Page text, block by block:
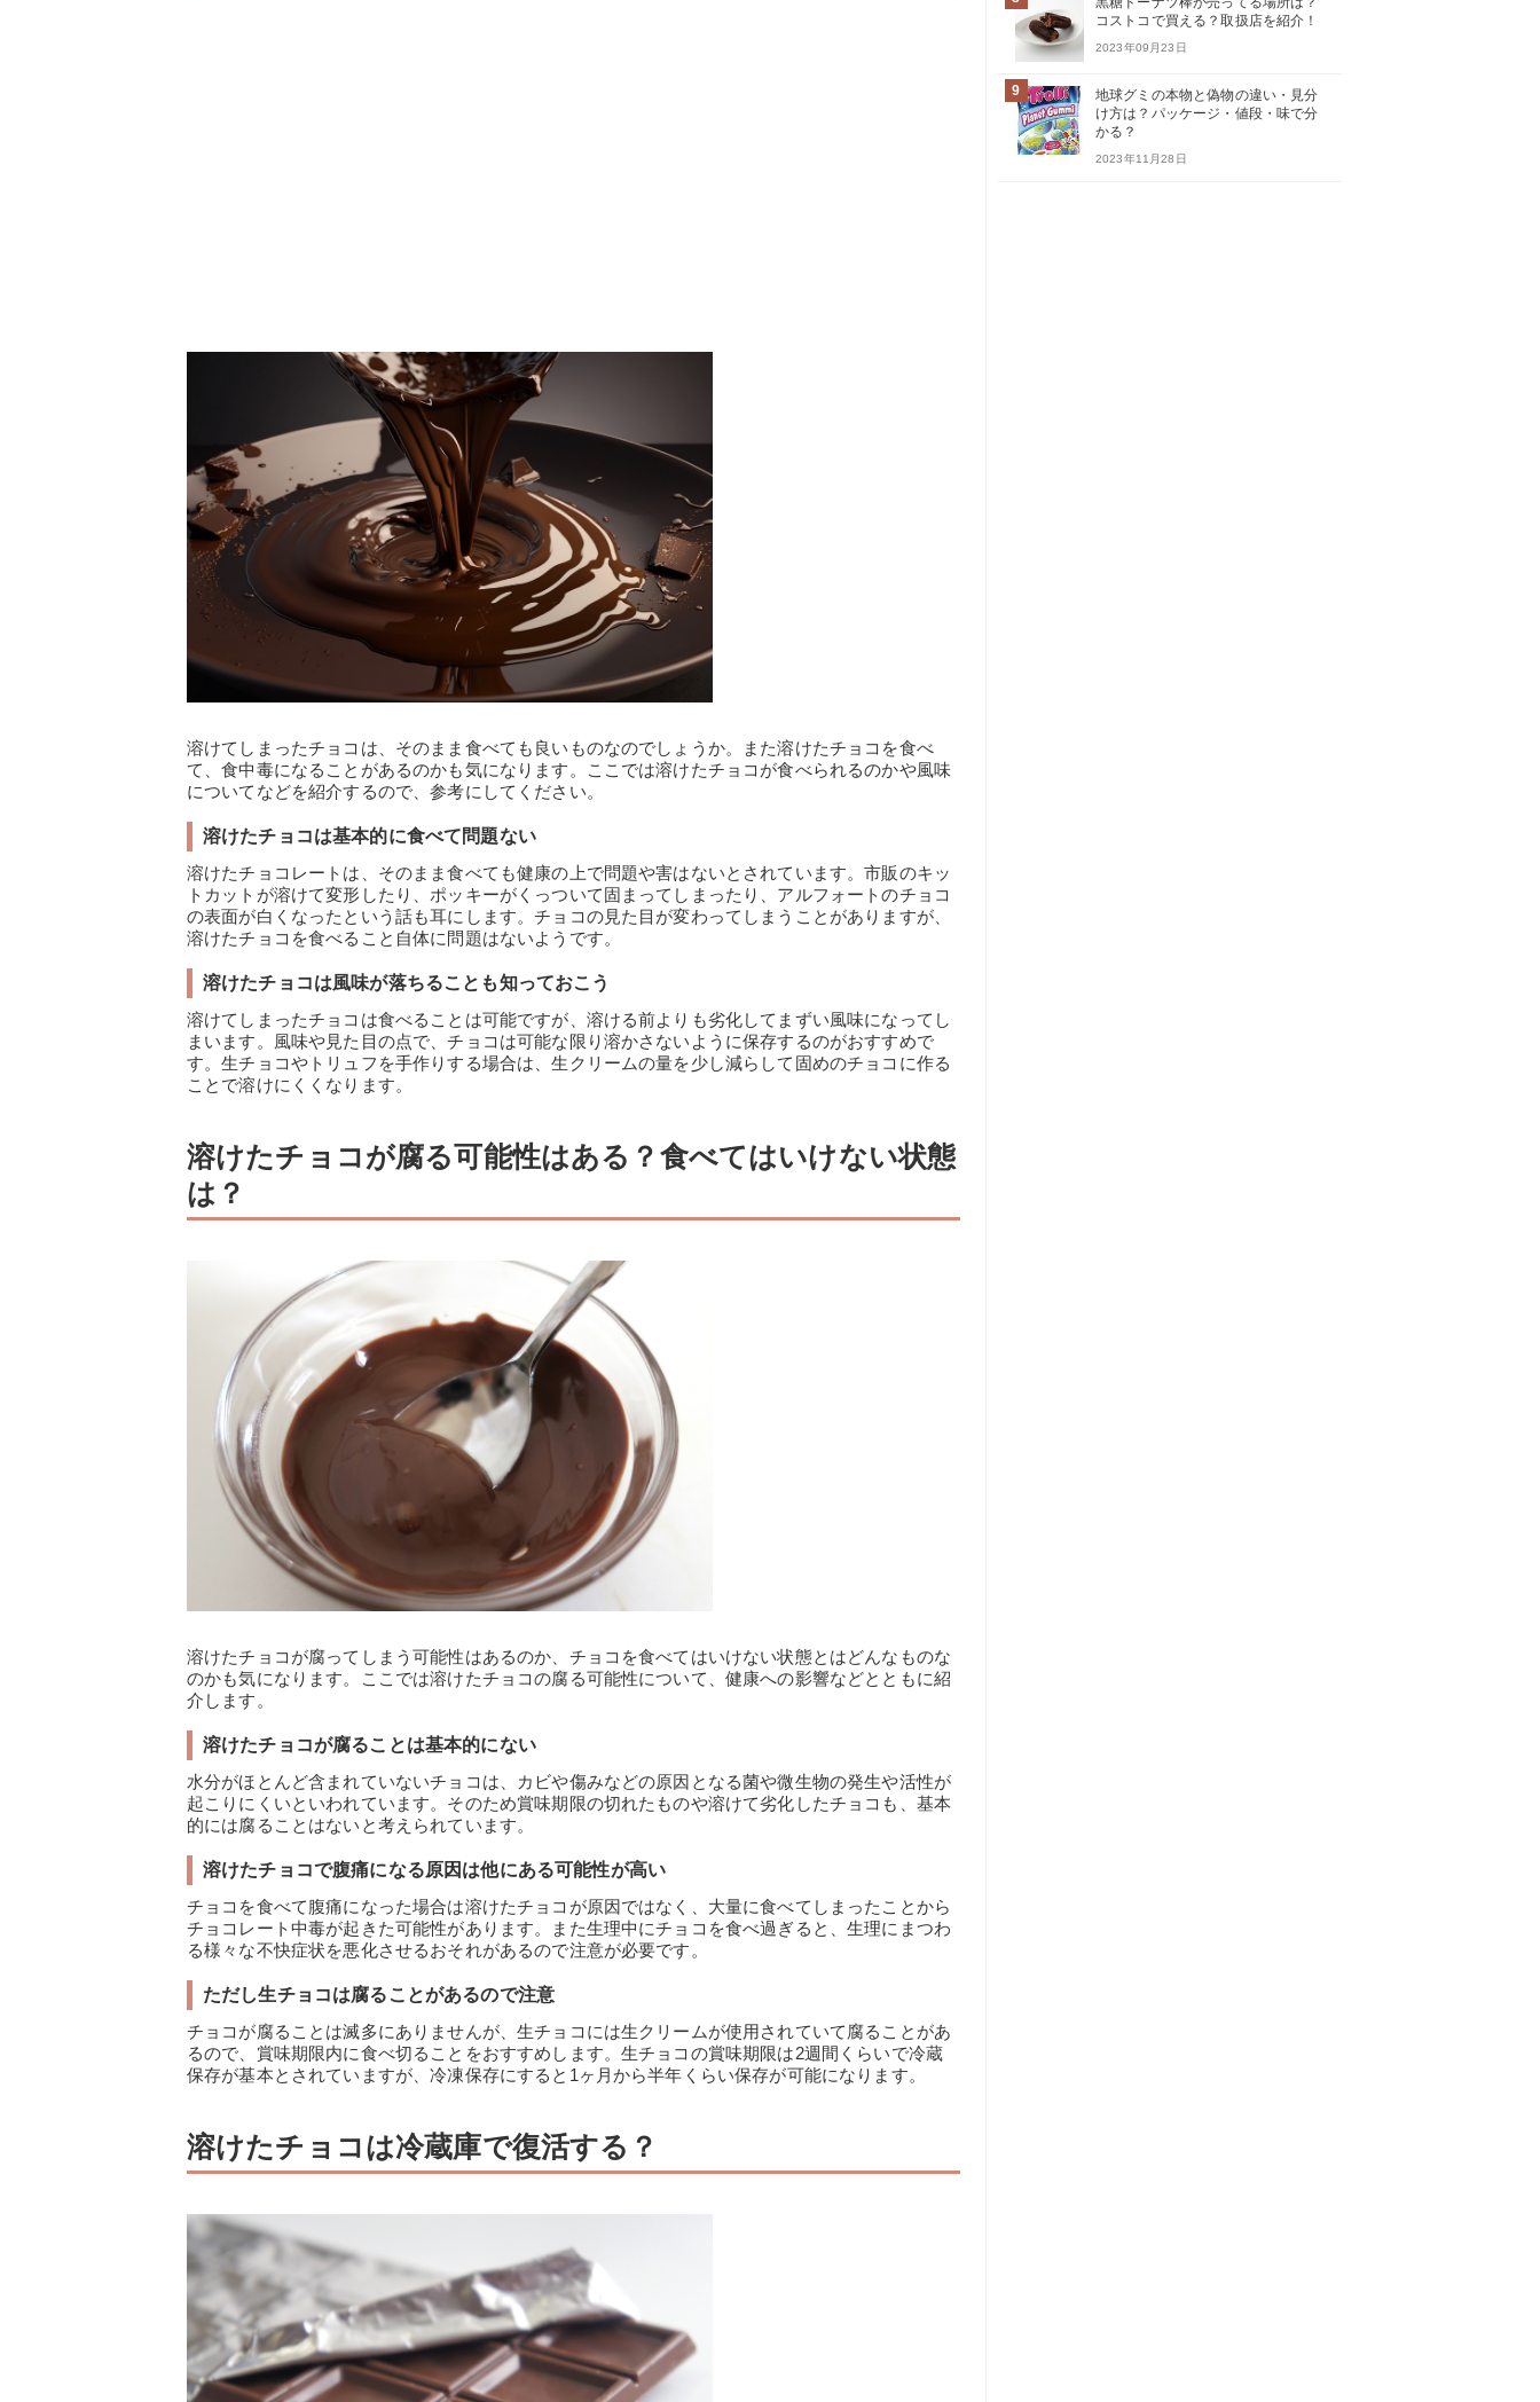
溶けてしまったチョコは、そのまま食べても良いものなのでしょうか。また溶けたチョコを食べ
て、食中毒になることがあるのかも気になります。ここでは溶けたチョコが食べられるのかや風味
についてなどを紹介するので、参考にしてください。
溶けたチョコは基本的に食べて問題ない
溶けたチョコレートは、そのまま食べても健康の上で問題や害はないとされています。市販のキッ
トカットが溶けて変形したり、ポッキーがくっついて固まってしまったり、アルフォートのチョコ
の表面が白くなったという話も耳にします。チョコの見た目が変わってしまうことがありますが、
溶けたチョコを食べること自体に問題はないようです。
溶けたチョコは風味が落ちることも知っておこう
溶けてしまったチョコは食べることは可能ですが、溶ける前よりも劣化してまずい風味になってし
まいます。風味や見た目の点で、チョコは可能な限り溶かさないように保存するのがおすすめで
す。生チョコやトリュフを手作りする場合は、生クリームの量を少し減らして固めのチョコに作る
ことで溶けにくくなります。
溶けたチョコが腐る可能性はある？食べてはいけない状態
は？
溶けたチョコが腐ってしまう可能性はあるのか、チョコを食べてはいけない状態とはどんなものな
のかも気になります。ここでは溶けたチョコの腐る可能性について、健康への影響などとともに紹
介します。
溶けたチョコが腐ることは基本的にない
水分がほとんど含まれていないチョコは、カビや傷みなどの原因となる菌や微生物の発生や活性が
起こりにくいといわれています。そのため賞味期限の切れたものや溶けて劣化したチョコも、基本
的には腐ることはないと考えられています。
溶けたチョコで腹痛になる原因は他にある可能性が高い
チョコを食べて腹痛になった場合は溶けたチョコが原因ではなく、大量に食べてしまったことから
チョコレート中毒が起きた可能性があります。また生理中にチョコを食べ過ぎると、生理にまつわ
る様々な不快症状を悪化させるおそれがあるので注意が必要です。
ただし生チョコは腐ることがあるので注意
チョコが腐ることは滅多にありませんが、生チョコには生クリームが使用されていて腐ることがあ
るので、賞味期限内に食べ切ることをおすすめします。生チョコの賞味期限は2週間くらいで冷蔵
保存が基本とされていますが、冷凍保存にすると1ヶ月から半年くらい保存が可能になります。
溶けたチョコは冷蔵庫で復活する？
コストコで買える？取扱店を紹介！
2023年09月23日
9
地球グミの本物と偽物の違い・見分
け方は？パッケージ・値段・味で分
かる？
2023年11月28日